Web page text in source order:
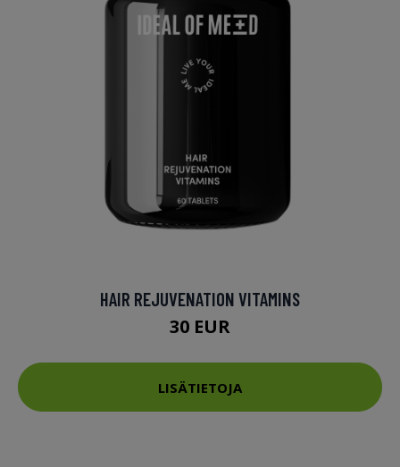
HAIR REJUVENATION VITAMINS
30 EUR
LISÄTIETOJA